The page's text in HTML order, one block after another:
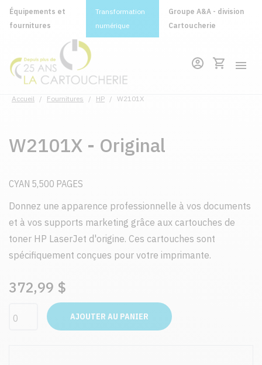
Équipements et
fournitures
Transformation
numérique
Groupe A&A - division
Cartoucherie
Accueil / Fournitures / HP / W2101X
W2101X - Original
CYAN 5,500 PAGES
Donnez une apparence professionnelle à vos documents
et à vos supports marketing grâce aux cartouches de
toner HP LaserJet d'origine. Ces cartouches sont
spécifiquement conçues pour votre imprimante.
372,99 $
AJOUTER AU PANIER